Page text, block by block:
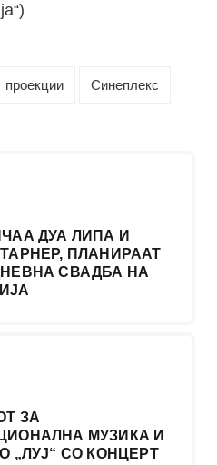
проекции Синеплекс
ДУА ЛИПА И
ПЛАНИРААТ
СВАДБА НА
ЗА
МУЗИКА И
„ЛУЈ“ СО КОНЦЕРТ